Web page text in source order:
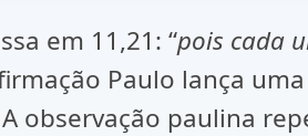
em 11,21: “pois cada
Paulo lança
observação paulina